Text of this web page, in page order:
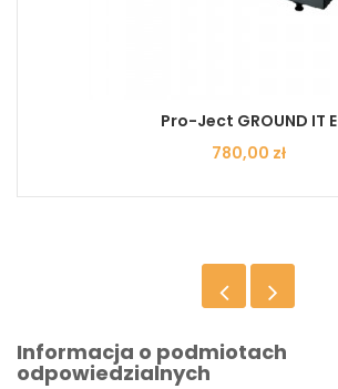
Pro-Ject GROUND IT E
Cena
780,00 zł
Informacja o podmiotach
odpowiedzialnych